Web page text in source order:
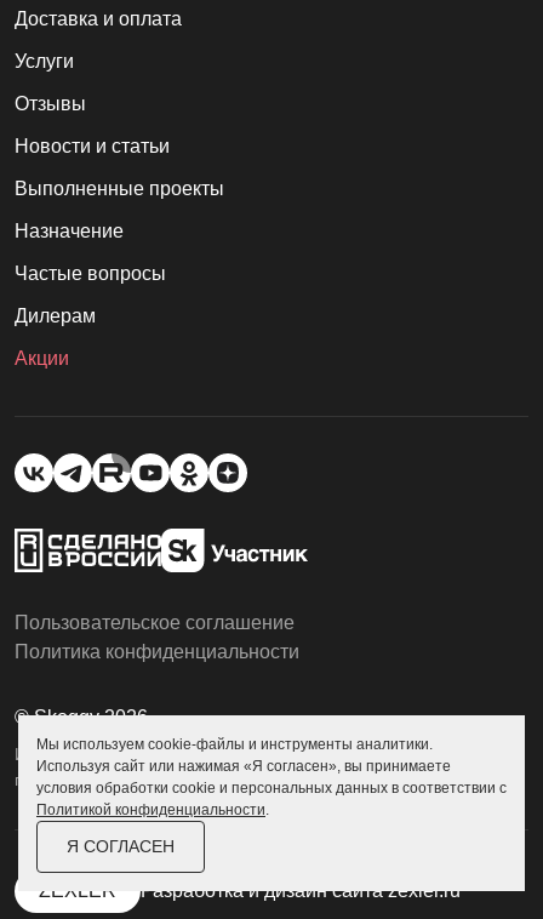
Доставка и оплата
Услуги
Отзывы
Новости и статьи
Выполненные проекты
Назначение
Частые вопросы
Дилерам
Акции
© Skoggy 2026
Информация на сайте не является
публичной офертой
Пользовательское соглашение
Политика конфиденциальности
ZEXLER Разработка и дизайн сайта zexler.ru
Мы используем cookie-файлы и инструменты аналитики.
Используя сайт или нажимая «Я согласен», вы принимаете
условия обработки cookie и персональных данных в соответствии с
Политикой конфиденциальности.
Я СОГЛАСЕН